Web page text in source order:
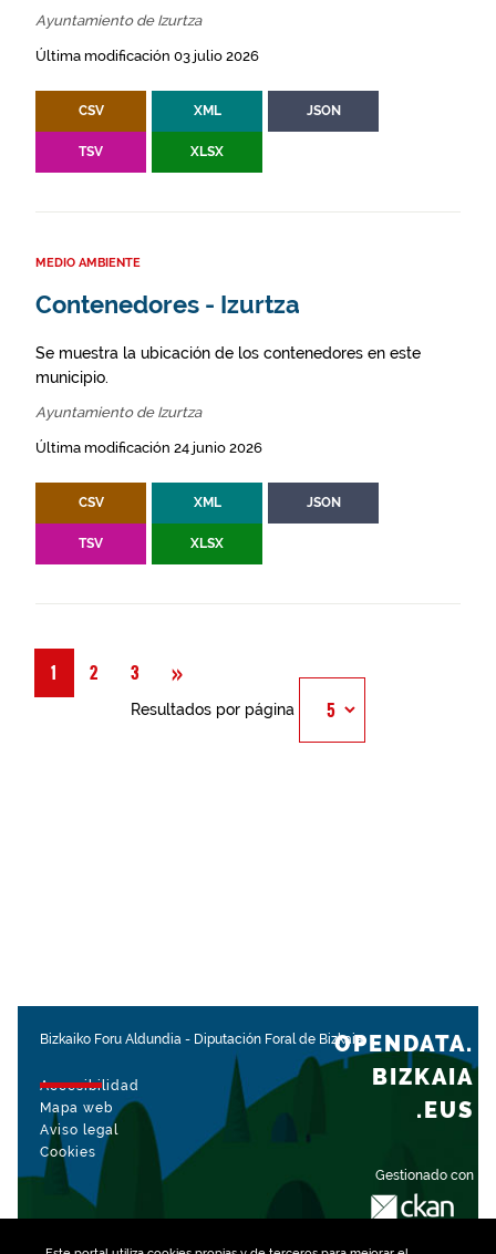
Ayuntamiento de Izurtza
Última modificación 03 julio 2026
CSV XML JSON
TSV XLSX
MEDIO AMBIENTE
Contenedores - Izurtza
Se muestra la ubicación de los contenedores en este
municipio.
Ayuntamiento de Izurtza
Última modificación 24 junio 2026
CSV XML JSON
TSV XLSX
1 2 3 »
Resultados por página
Bizkaiko Foru Aldundia - Diputación Foral de Bizkaia
Accesibilidad
Mapa web
Aviso legal
Cookies
Gestionado con
OPENDATA.
BIZKAIA
.EUS